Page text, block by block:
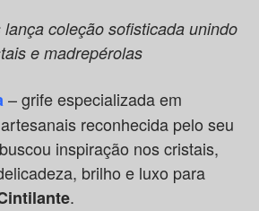
coleção sofisticada unindo
e madrepérolas
– grife especializada em
reconhecida pelo seu
inspiração nos cristais,
brilho e luxo para
.